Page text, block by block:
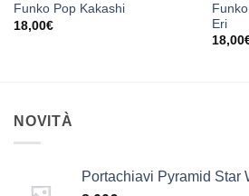
Funko Pop Kakashi
18,00€
Eri
18,00
NOVITÀ
Portachiavi Pyramid Star